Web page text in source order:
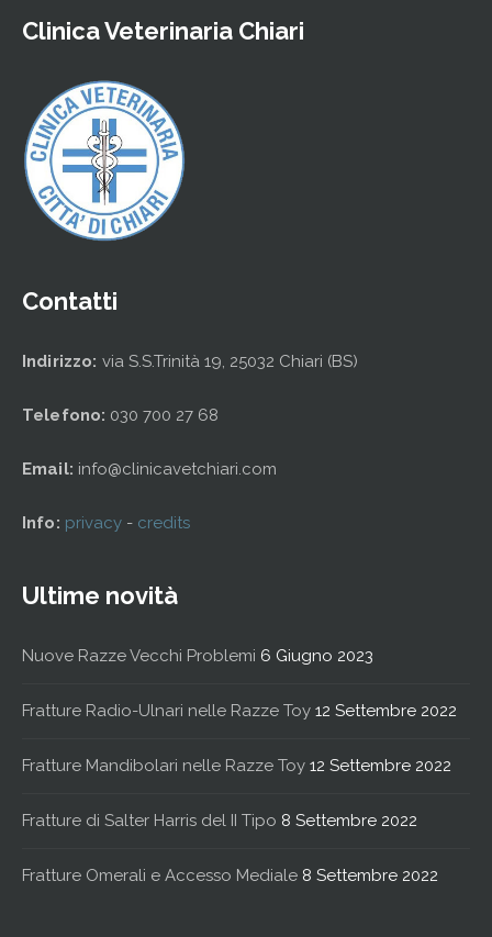
Clinica Veterinaria Chiari
Contatti
Indirizzo: via S.S.Trinità 19, 25032 Chiari (BS)
Telefono: 030 700 27 68
Email: info@clinicavetchiari.com
Info: privacy - credits
Ultime novità
Nuove Razze Vecchi Problemi 6 Giugno 2023
Fratture Radio-Ulnari nelle Razze Toy 12 Settembre 2022
Fratture Mandibolari nelle Razze Toy 12 Settembre 2022
Fratture di Salter Harris del II Tipo 8 Settembre 2022
Fratture Omerali e Accesso Mediale 8 Settembre 2022